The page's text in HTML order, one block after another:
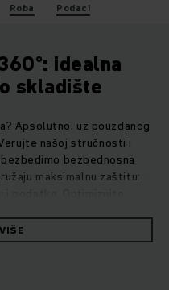
Roba Podaci
idealna
skladište
Apsolutno, uz pouzdanog
našoj stručnosti i
bezbednosna
maksimalnu zaštitu:
troškova. Čak i kada su
složena, uvek se možete